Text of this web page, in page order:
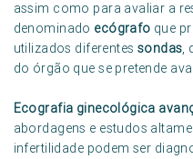
assim como para avaliar a
denominado ecógrafo que
utilizados diferentes sondas,
do órgão que se pretende
Ecografia ginecológica
abordagens e estudos
infertilidade podem ser